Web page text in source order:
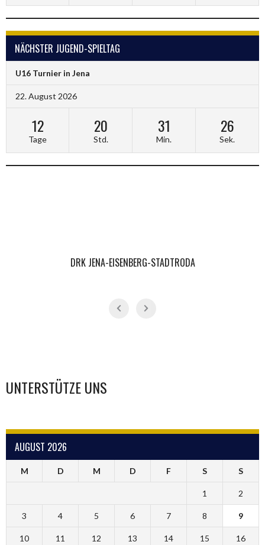
NÄCHSTER JUGEND-SPIELTAG
U16 Turnier in Jena
22. August 2026
12
Tage
20
Std.
31
Min.
25
Sek.
DRK JENA-EISENBERG-STADTRODA
UNTERSTÜTZE UNS
AUGUST 2026
M D M D F S S
1 2
3 4 5 6 7 8 9
10 11 12 13 14 15 16